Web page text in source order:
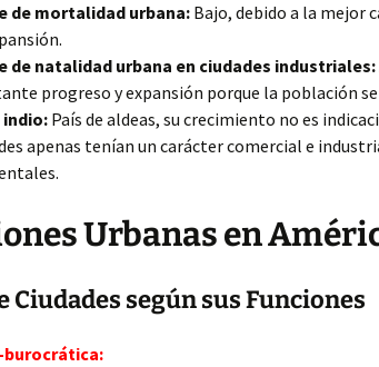
de mortalidad urbana: Bajo, debido a la mejor
de natalidad urbana en ciudades industriales:
progreso y expansión porque la población
indio: País de aldeas, su crecimiento no es
apenas tenían un carácter comercial e
Urbanas en
Ciudades según sus Funciones
burocrática: